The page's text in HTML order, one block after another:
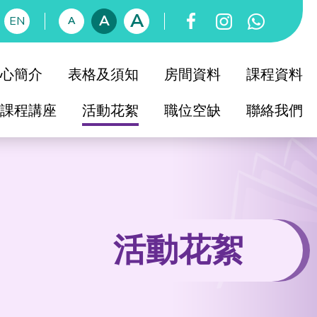
EN A A A
簡介
中心簡介
表格及須知 房間資料
課程資料
課程講座
活動花絮 職位空缺 聯絡我們
活動花絮